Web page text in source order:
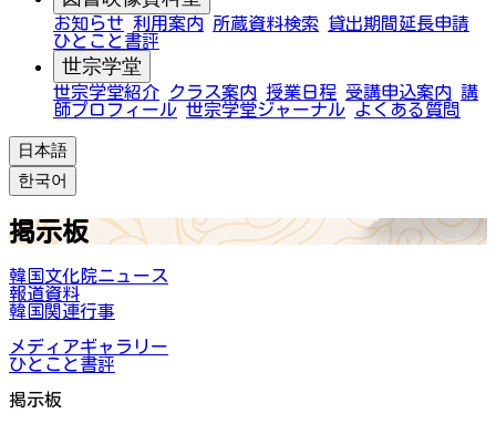
お知らせ 利用案内 所蔵資料検索
貸出期間延長申請
ひとこと書評
世宗学堂
世宗学堂紹介 クラス案内 授業日程 受講申込案内 講
師プロフィール 世宗学堂ジャーナル よくある質問
日本語
한국어
掲示板
韓国文化院ニュース
報道資料
韓国関連行事
メディアギャラリー
ひとこと書評
掲示板